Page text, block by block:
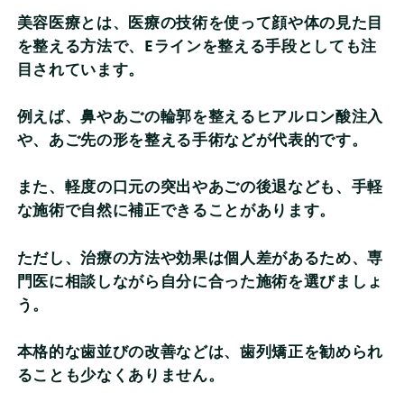
美容医療とは、医療の技術を使って顔や体の見た目
を整える方法で、Eラインを整える手段としても注
目されています。
例えば、鼻やあごの輪郭を整えるヒアルロン酸注入
や、あご先の形を整える手術などが代表的です。
また、軽度の口元の突出やあごの後退なども、手軽
な施術で自然に補正できることがあります。
ただし、治療の方法や効果は個人差があるため、専
門医に相談しながら自分に合った施術を選びましょ
う。
本格的な歯並びの改善などは、歯列矯正を勧められ
ることも少なくありません。